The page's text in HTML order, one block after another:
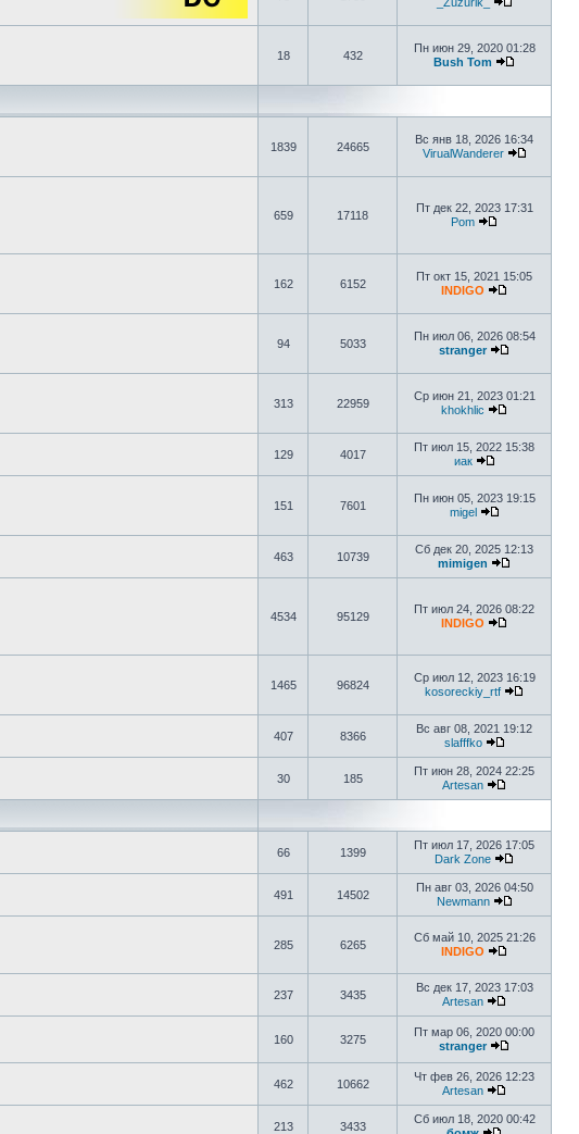
18 432
Пн июн 29, 2020 01:28
Bush Tom
1839 24665
Вс янв 18, 2026 16:34
VirualWanderer
659 17118
Пт дек 22, 2023 17:31
Pom
162 6152
Пт окт 15, 2021 15:05
INDIGO
94 5033
Пн июл 06, 2026 08:54
stranger
313 22959
Ср июн 21, 2023 01:21
khokhlic
129 4017
Пт июл 15, 2022 15:38
иак
151 7601
Пн июн 05, 2023 19:15
migel
463 10739
Сб дек 20, 2025 12:13
mimigen
4534 95129
Пт июл 24, 2026 08:22
INDIGO
1465 96824
Ср июл 12, 2023 16:19
kosoreckiy_rtf
407 8366
Вс авг 08, 2021 19:12
slafffko
30 185
Пт июн 28, 2024 22:25
Artesan
66 1399
Пт июл 17, 2026 17:05
Dark Zone
491 14502
Пн авг 03, 2026 04:50
Newmann
285 6265
Сб май 10, 2025 21:26
INDIGO
237 3435
Вс дек 17, 2023 17:03
Artesan
160 3275
Пт мар 06, 2020 00:00
stranger
462 10662
Чт фев 26, 2026 12:23
Artesan
213 3433
Сб июл 18, 2020 00:42